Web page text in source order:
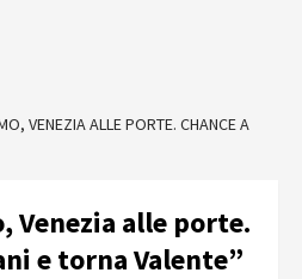
VENEZIA ALLE PORTE. CHANCE A
Venezia alle porte.
e torna Valente”